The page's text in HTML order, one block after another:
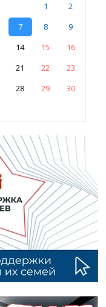
1
2
7 8
9
14 15
16
21 22
23
28 29
30